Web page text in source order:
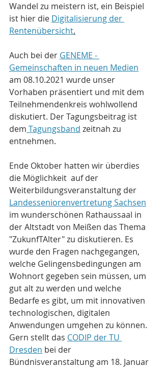
Wandel zu meistern ist, ein Beispiel
ist hier die Digitalisierung der
Rentenübersicht.
Auch bei der GENEME -
Gemeinschaften in neuen Medien
am 08.10.2021 wurde unser
Vorhaben präsentiert und mit dem
Teilnehmendenkreis wohlwollend
diskutiert. Der Tagungsbeitrag ist
dem Tagungsband zeitnah zu
entnehmen.
Ende Oktober hatten wir überdies
die Möglichkeit  auf der
Weiterbildungsveranstaltung der
Landesseniorenvertretung Sachsen
im wunderschönen Rathaussaal in
der Altstadt von Meißen das Thema
"ZukunfTAlter" zu diskutieren. Es
wurde den Fragen nachgegangen,
welche Gelingensbedingungen am
Wohnort gegeben sein müssen, um
gut alt zu werden und welche
Bedarfe es gibt, um mit innovativen
technologischen, digitalen
Anwendungen umgehen zu können.
Gern stellt das CODIP der TU
Dresden bei der
Bündnisveranstaltung am 18. Januar